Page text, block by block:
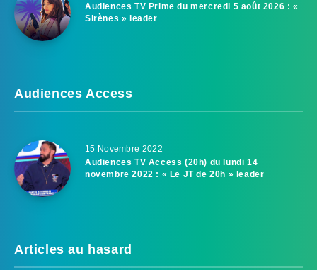
Audiences TV Prime du mercredi 5 août 2026 : «
Sirènes » leader
Audiences Access
15 Novembre 2022
Audiences TV Access (20h) du lundi 14
novembre 2022 : « Le JT de 20h » leader
Articles au hasard